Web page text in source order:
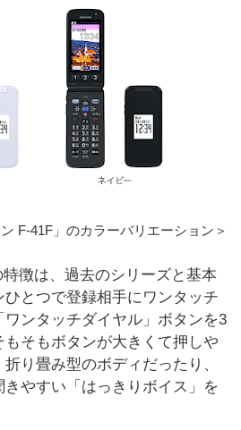
F-41F」のカラーバリエーション＞
徴は、過去のシリーズと基本
とつで登録相手にワンタッチ
ンタッチダイヤル」ボタンを3
そもボタンが大きくて押しや
り畳み型のボディだったり、
やすい「はっきりボイス」を